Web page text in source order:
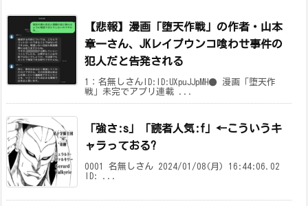
【悲報】漫画「堕天作戦」の作者・山本
章一さん、JKレイプウンコ喰わせ事件の
犯人だと告発される
1：名無しさんID:ID:UXpuJJpMH● 漫画「堕天作
戦」未完でアプリ連載 ...
「強さ:s」「読者人気:f」←こういうキ
ャラっておる?
0001 名無しさん 2024/01/08(月) 16:44:06.02
ID: ...